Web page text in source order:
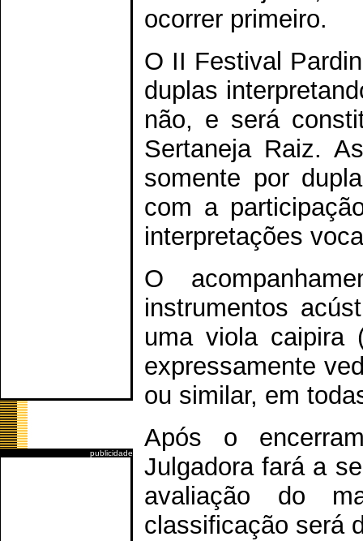
publicidade
ocorrer primeiro.
O II Festival
duplas
não, e será
Sertaneja Raiz.
somente por
com a
interpretações
O
instrumentos
uma viola caipira
expressamente
ou similar, em
Após o
Julgadora fará a
avaliação do
classificação será